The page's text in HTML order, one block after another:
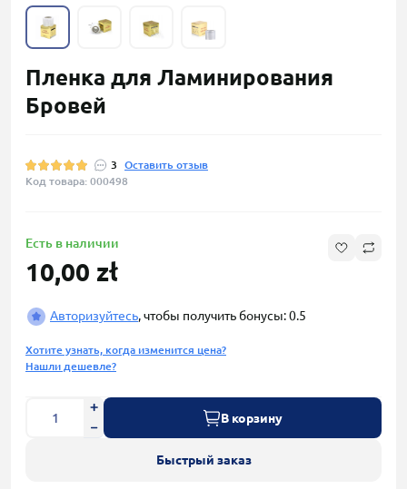
Пленка для Ламинирования
Бровей
3
Оставить отзыв
Код товара: 000498
Есть в наличии
10,00 zł
Авторизуйтесь, чтобы получить бонусы: 0.5
Хотите узнать, когда изменится цена?
Нашли дешевле?
В корзину
Быстрый заказ